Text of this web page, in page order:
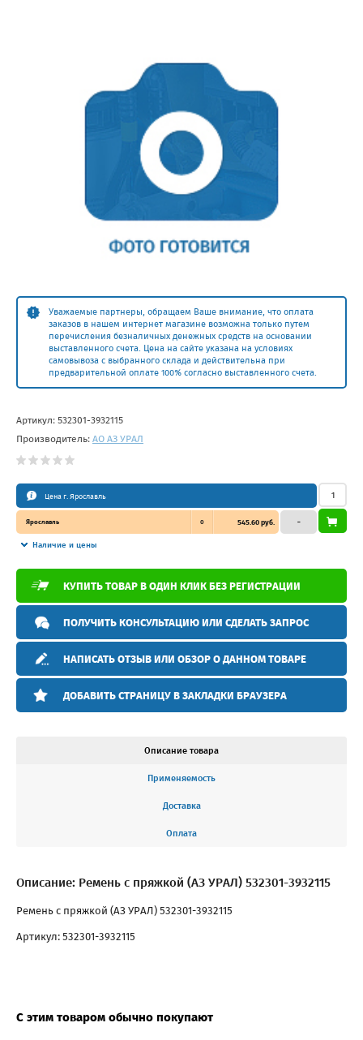
Уважаемые партнеры, обращаем Ваше внимание, что оплата
заказов в нашем интернет магазине возможна только путем
перечисления безналичных денежных средств на основании
выставленного счета. Цена на сайте указана на условиях
самовывоза с выбранного склада и действительна при
предварительной оплате 100% согласно выставленного счета.
Артикул: 532301-3932115
Производитель: АО АЗ УРАЛ
Цена г. Ярославль
Ярославль 0 545.60 руб.
Наличие и цены
–
КУПИТЬ ТОВАР В ОДИН КЛИК БЕЗ РЕГИСТРАЦИИ
ПОЛУЧИТЬ КОНСУЛЬТАЦИЮ ИЛИ СДЕЛАТЬ ЗАПРОС
НАПИСАТЬ ОТЗЫВ ИЛИ ОБЗОР О ДАННОМ ТОВАРЕ
ДОБАВИТЬ СТРАНИЦУ В ЗАКЛАДКИ БРАУЗЕРА
Описание товара
Применяемость
Доставка
Оплата
Описание: Ремень с пряжкой (АЗ УРАЛ) 532301-3932115
Ремень с пряжкой (АЗ УРАЛ) 532301-3932115
Артикул: 532301-3932115
С этим товаром обычно покупают